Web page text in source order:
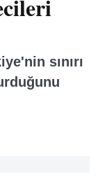
sınırı